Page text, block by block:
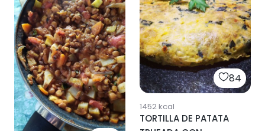
84
1452kcal
TORTILLA DE PATATA